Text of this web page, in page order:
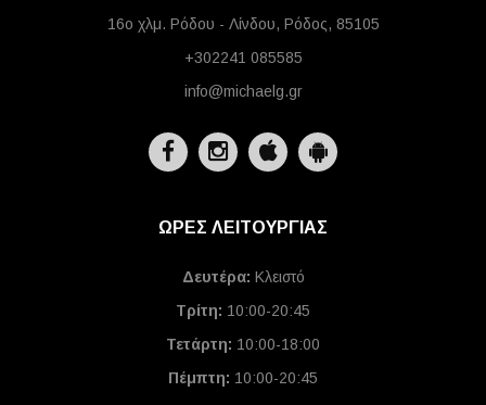
16ο χλμ. Ρόδου - Λίνδου, Ρόδος, 85105
+302241 085585
info@michaelg.gr
ΩΡΕΣ ΛΕΙΤΟΥΡΓΙΑΣ
Δευτέρα: Κλειστό
Τρίτη: 10:00-20:45
Τετάρτη: 10:00-18:00
Πέμπτη: 10:00-20:45